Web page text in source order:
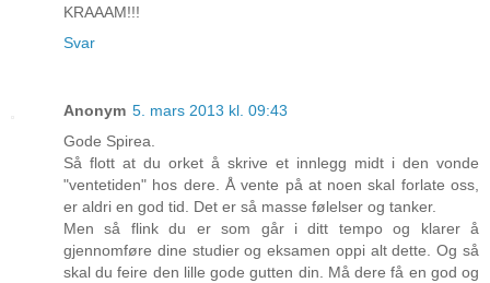
KRAAAM!!!
Svar
Anonym 5. mars 2013 kl. 09:43
Gode Spirea.
Så flott at du orket å skrive et innlegg midt i den vonde
"ventetiden" hos dere. Å vente på at noen skal forlate oss,
er aldri en god tid. Det er så masse følelser og tanker.
Men så flink du er som går i ditt tempo og klarer å
gjennomføre dine studier og eksamen oppi alt dette. Og så
skal du feire den lille gode gutten din. Må dere få en god og